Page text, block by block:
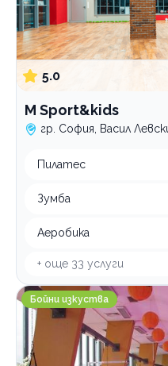
5.0
M Sport&kids
гр. София, Васил
Пилатес
Зумба
Аеробика
+ още 33 услуги
ABC FIGHT CLUB
Бойни изкуства